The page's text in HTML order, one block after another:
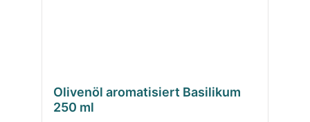
Olivenöl aromatisiert Basilikum
250 ml